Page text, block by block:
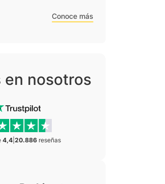
Conoce más
en nosotros
4,4| 20.886reseñas